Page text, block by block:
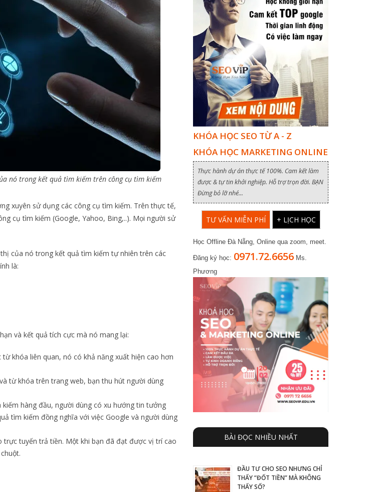
nó trong kết quả tìm kiếm trên công cụ tìm kiếm
xuyên sử dụng các công cụ tìm kiếm. Trên thực tế,
cụ tìm kiếm (Google, Yahoo, Bing,..). Mọi người sử
của nó trong kết quả tìm kiếm tự nhiên trên các
là:
và kết quả tích cực mà nó mang lại:
khóa liên quan, nó có khả năng xuất hiện cao hơn
từ khóa trên trang web, bạn thu hút người dùng
hàng đầu, người dùng có xu hướng tin tưởng
tìm kiếm đồng nghĩa với việc Google và người dùng
trực tuyến trả tiền. Một khi bạn đã đạt được vị trí cao
KHÓA HỌC SEO TỪ A - Z
KHÓA HỌC MARKETING ONLINE
Thực hành dự án thực tế 100%. Cam kết làm
được & tự tin khởi nghiệp. Hỗ trợ trọn đời. BẠN
Đừng bỏ lỡ nhé...
TƯ VẤN MIỄN PHÍ + LỊCH HỌC
Học Offline Đà Nẵng, Online qua zoom, meet.
Đăng ký học: 0971.72.6656 Ms.
Phương
BÀI ĐỌC NHIỀU NHẤT
ĐẦU TƯ CHO SEO NHƯNG CHỈ
THẤY “ĐỐT TIỀN” MÀ KHÔNG
THẤY SỐ?